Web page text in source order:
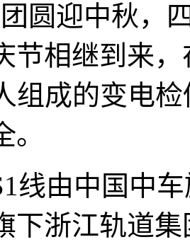
迎中秋，四
节相继到来
组成的变电
由中国中车
下浙江轨道